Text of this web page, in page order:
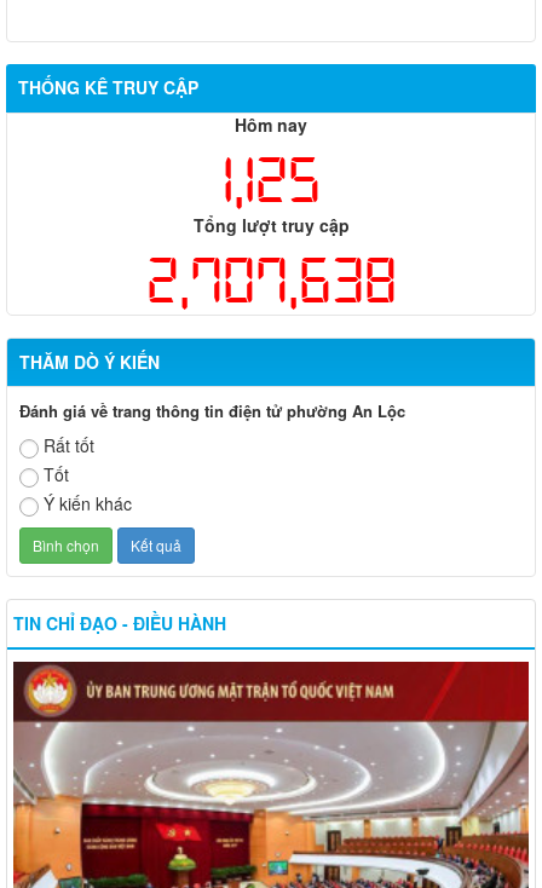
THỐNG KÊ TRUY CẬP
Hôm nay
1,125
Tổng lượt truy cập
2,707,638
THĂM DÒ Ý KIẾN
Đánh giá về trang thông tin điện tử phường An Lộc
Rất tốt
Tốt
Ý kiến khác
TIN CHỈ ĐẠO - ĐIỀU HÀNH